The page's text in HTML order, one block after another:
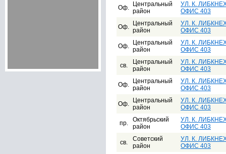
Оф.
Центральный
район
УЛ. К.
ОФИС 403
Оф.
Центральный
район
УЛ. К.
ОФИС 403
Оф.
Центральный
район
УЛ. К.
ОФИС 403
св.
Центральный
район
УЛ. К.
ОФИС 403
Оф.
Центральный
район
УЛ. К.
ОФИС 403
Оф.
Центральный
район
УЛ. К.
ОФИС 403
пр.
Октябрьский
район
УЛ. К.
ОФИС 403
св.
Советский
район
УЛ. К.
ОФИС 403